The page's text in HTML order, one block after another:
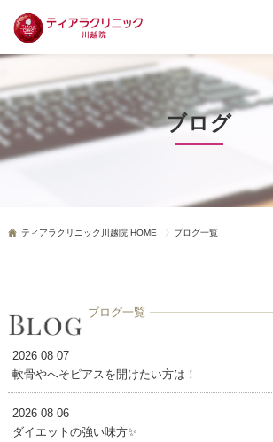
ブログ
ティアラクリニック川越院 HOME ブログ一覧
ブログ一覧
2026 08 07
軟骨やへそピアスを開けたい方は！
2026 08 06
ダイエットの強い味方✨